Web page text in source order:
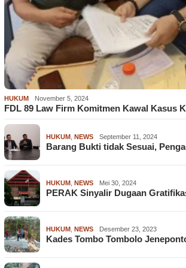
HUKUM November 5, 2024
FDL 89 Law Firm Komitmen Kawal Kasus
HUKUM NEWS September 11, 2024
Barang Bukti tidak Sesuai,
HUKUM NEWS Mei 30, 2024
PERAK Sinyalir Dugaan
HUKUM NEWS Desember 23, 2023
Kades Tombo Tombolo